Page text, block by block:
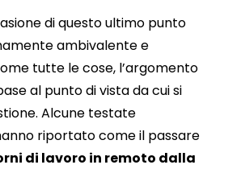
di questo ultimo punto
ambivalente e
tutte le cose, l’argomento
al punto di vista da cui si
Alcune testate
riportato come il passare
di lavoro in remoto dalla